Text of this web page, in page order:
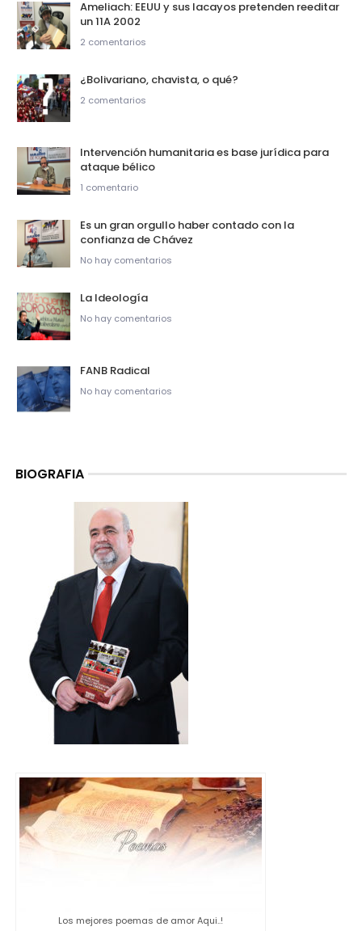
Ameliach: EEUU y sus lacayos pretenden reeditar
un 11A 2002
2 comentarios
¿Bolivariano, chavista, o qué?
2 comentarios
Intervención humanitaria es base jurídica para
ataque bélico
1 comentario
Es un gran orgullo haber contado con la
confianza de Chávez
No hay comentarios
La Ideología
No hay comentarios
FANB Radical
No hay comentarios
BIOGRAFIA
Los mejores poemas de amor Aqui..!